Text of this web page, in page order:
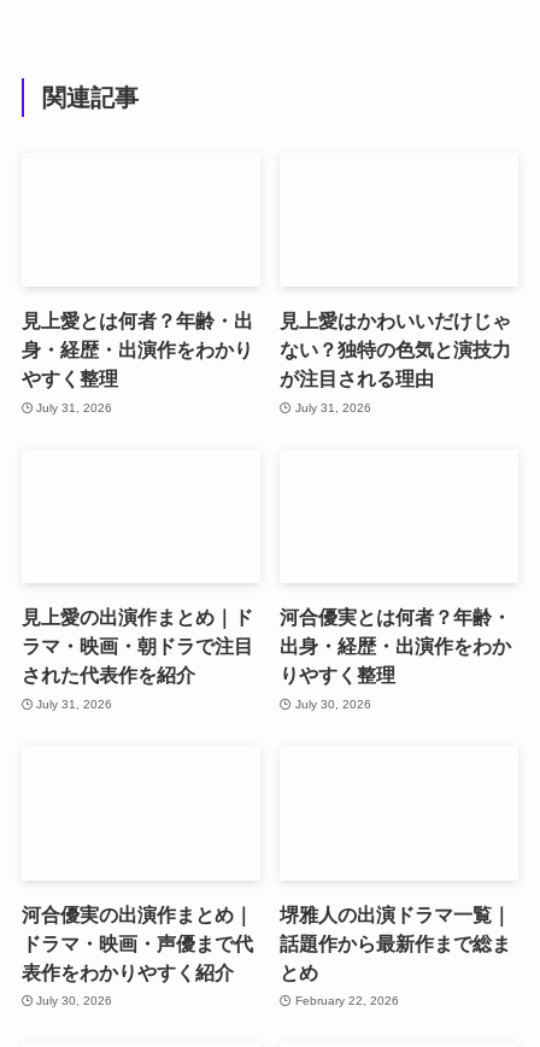
関連記事
見上愛とは何者？年齢・出
身・経歴・出演作をわかり
やすく整理
July 31, 2026
見上愛はかわいいだけじゃ
ない？独特の色気と演技力
が注目される理由
July 31, 2026
見上愛の出演作まとめ｜ド
ラマ・映画・朝ドラで注目
された代表作を紹介
July 31, 2026
河合優実とは何者？年齢・
出身・経歴・出演作をわか
りやすく整理
July 30, 2026
河合優実の出演作まとめ｜
ドラマ・映画・声優まで代
表作をわかりやすく紹介
July 30, 2026
堺雅人の出演ドラマ一覧｜
話題作から最新作まで総ま
とめ
February 22, 2026